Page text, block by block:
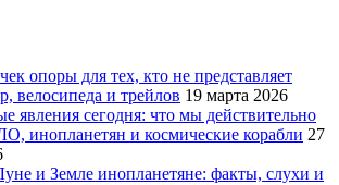
опоры для тех, кто не представляет
велосипеда и трейлов 19 марта 2026
явления сегодня: что мы действительно
инопланетян и космические корабли 27
и Земле инопланетяне: факты, слухи и